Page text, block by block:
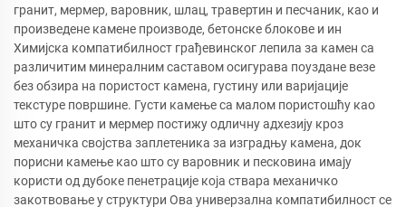
гранит, мермер, варовник, шлац, травертин и песчаник, као и
произведене камене производе, бетонске блокове и ин
Химијска компатибилност грађевинског лепила за камен са
различитим минералним саставом осигурава поуздане везе
без обзира на пористост камена, густину или варијације
текстуре површине. Густи камење са малом пористошћу као
што су гранит и мермер постижу одличну адхезију кроз
механичка својства заплетеника за изградњу камена, док
порисни камење као што су варовник и песковина имају
користи од дубоке пенетрације која ствара механичко
закотвовање у структури Ова универзална компатибилност се